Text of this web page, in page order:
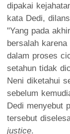
dipakai
kata Dedi,
"Yang pada
bersalah
dalam proses
setahun tidak
Neni diketahui
sebelum
Dedi menyebut
tersebut
justice.